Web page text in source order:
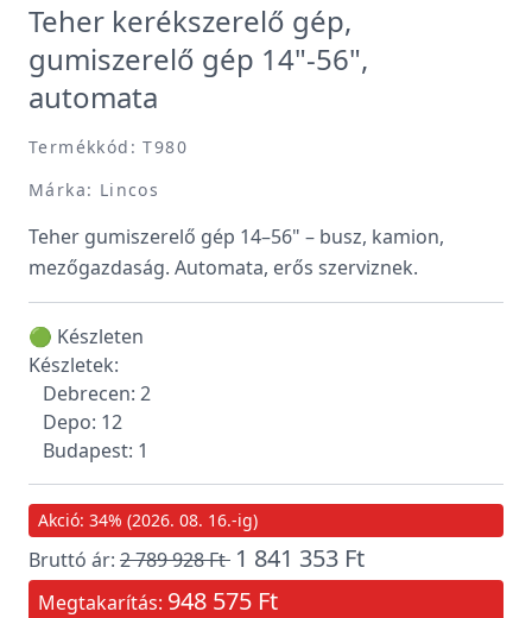
Teher kerékszerelő gép,
gumiszerelő gép 14"-56",
automata
Termékkód: T980
Márka: Lincos
Teher gumiszerelő gép 14–56" – busz, kamion,
mezőgazdaság. Automata, erős szerviznek.
🟢 Készleten
Készletek:
Debrecen: 2
Depo: 12
Budapest: 1
Akció: 34% (2026. 08. 16.-ig)
Bruttó ár: 2 789 928 Ft 1 841 353 Ft
Megtakarítás: 948 575 Ft